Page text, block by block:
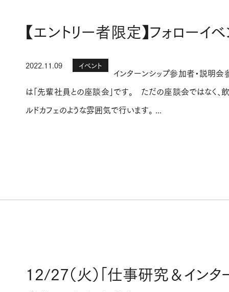
【エントリー者限定】フォローイ
2022.11.09 イベント
インターンシップ参加者・説明
は「先輩社員との座談会」です。 ただの座談会ではなく、
ルドカフェのような雰囲気で行います。 ...
12/27（火）「仕事研究＆イン